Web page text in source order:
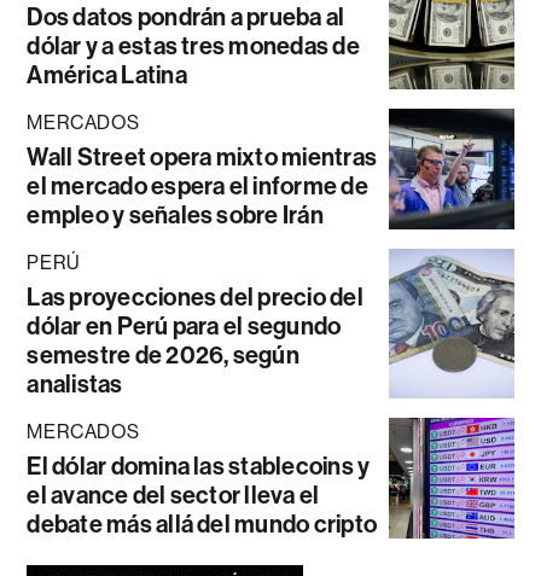
Dos datos pondrán a prueba al
dólar y a estas tres monedas de
América Latina
MERCADOS
Wall Street opera mixto mientras
el mercado espera el informe de
empleo y señales sobre Irán
PERÚ
Las proyecciones del precio del
dólar en Perú para el segundo
semestre de 2026, según
analistas
MERCADOS
El dólar domina las stablecoins y
el avance del sector lleva el
debate más allá del mundo cripto